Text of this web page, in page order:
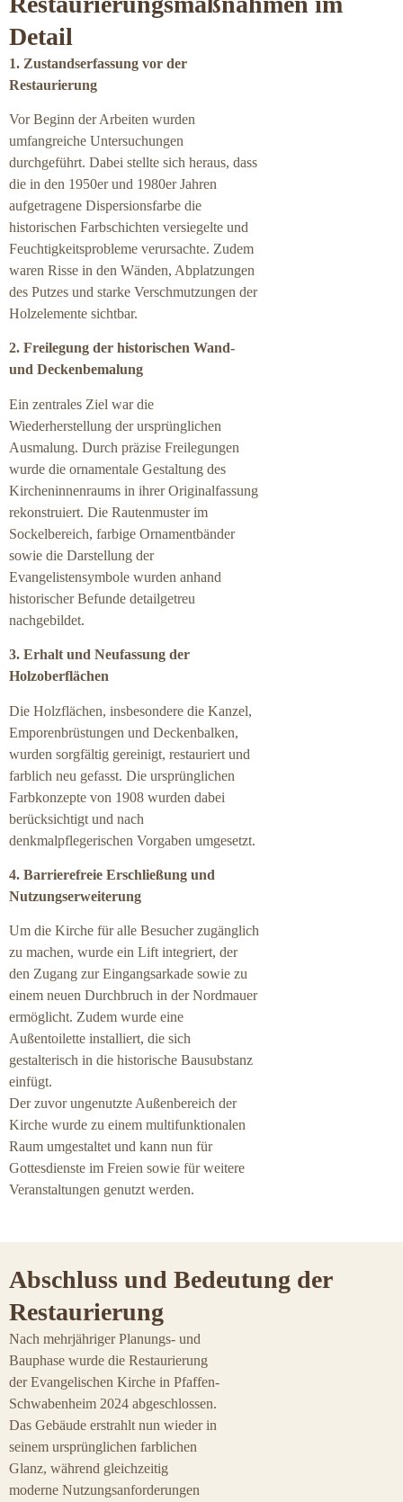
Detail
1. Zustandserfassung vor der
Restaurierung
Vor Beginn der Arbeiten wurden
umfangreiche Untersuchungen
durchgeführt. Dabei stellte sich heraus, dass
die in den 1950er und 1980er Jahren
aufgetragene Dispersionsfarbe die
historischen Farbschichten versiegelte und
Feuchtigkeitsprobleme verursachte. Zudem
waren Risse in den Wänden, Abplatzungen
des Putzes und starke Verschmutzungen der
Holzelemente sichtbar.
2. Freilegung der historischen Wand-
und Deckenbemalung
Ein zentrales Ziel war die
Wiederherstellung der ursprünglichen
Ausmalung. Durch präzise Freilegungen
wurde die ornamentale Gestaltung des
Kircheninnenraums in ihrer Originalfassung
rekonstruiert. Die Rautenmuster im
Sockelbereich, farbige Ornamentbänder
sowie die Darstellung der
Evangelistensymbole wurden anhand
historischer Befunde detailgetreu
nachgebildet.
3. Erhalt und Neufassung der
Holzoberflächen
Die Holzflächen, insbesondere die Kanzel,
Emporenbrüstungen und Deckenbalken,
wurden sorgfältig gereinigt, restauriert und
farblich neu gefasst. Die ursprünglichen
Farbkonzepte von 1908 wurden dabei
berücksichtigt und nach
denkmalpflegerischen Vorgaben umgesetzt.
4. Barrierefreie Erschließung und
Nutzungserweiterung
Um die Kirche für alle Besucher zugänglich
zu machen, wurde ein Lift integriert, der
den Zugang zur Eingangsarkade sowie zu
einem neuen Durchbruch in der Nordmauer
ermöglicht. Zudem wurde eine
Außentoilette installiert, die sich
gestalterisch in die historische Bausubstanz
einfügt.
Der zuvor ungenutzte Außenbereich der
Kirche wurde zu einem multifunktionalen
Raum umgestaltet und kann nun für
Gottesdienste im Freien sowie für weitere
Veranstaltungen genutzt werden.
Abschluss und Bedeutung der
Restaurierung
Nach mehrjähriger Planungs- und
Bauphase wurde die Restaurierung
der Evangelischen Kirche in Pfaffen-
Schwabenheim 2024 abgeschlossen.
Das Gebäude erstrahlt nun wieder in
seinem ursprünglichen farblichen
Glanz, während gleichzeitig
moderne Nutzungsanforderungen